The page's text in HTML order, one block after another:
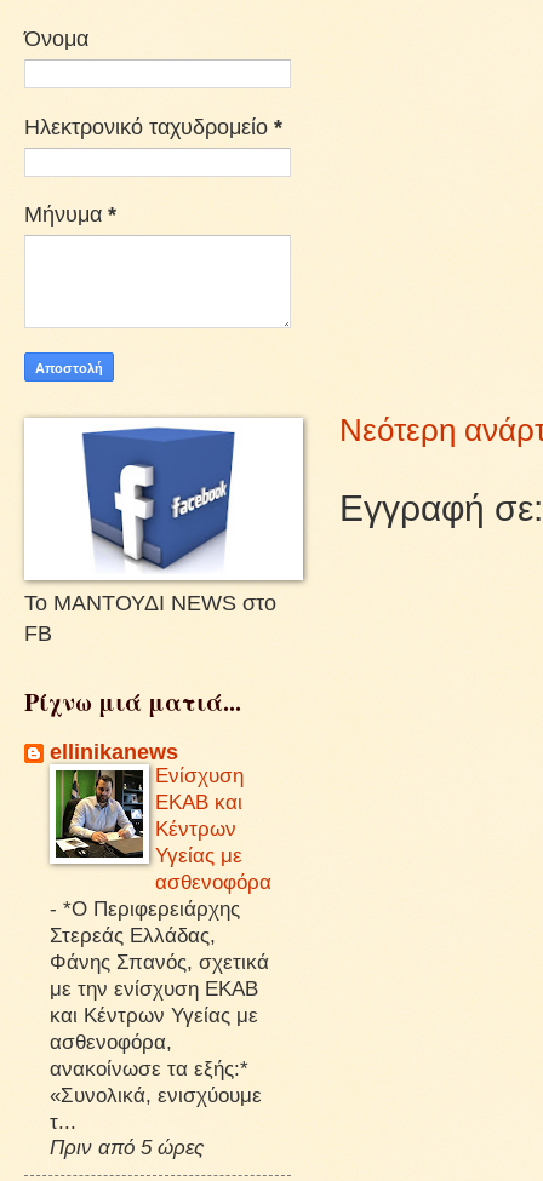
Νεότερη
Εγγραφή
Όνομα
Ηλεκτρονικό ταχυδρομείο *
Μήνυμα *
Το ΜΑΝΤΟΥΔΙ NEWS στο
FB
Ρίχνω μιά ματιά...
ellinikanews
Ενίσχυση
ΕΚΑΒ και
Κέντρων
Υγείας με
ασθενοφόρα
- *Ο Περιφερειάρχης
Στερεάς Ελλάδας,
Φάνης Σπανός, σχετικά
με την ενίσχυση ΕΚΑΒ
και Κέντρων Υγείας με
ασθενοφόρα,
ανακοίνωσε τα εξής:*
«Συνολικά, ενισχύουμε
τ...
Πριν από 5 ώρες